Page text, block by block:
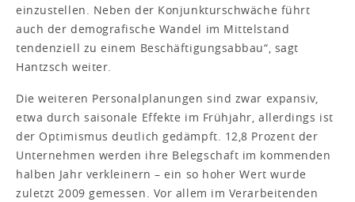
einzustellen. Neben der Konjunkturschwäche führt
auch der demografische Wandel im Mittelstand
tendenziell zu einem Beschäftigungsabbau“, sagt
Hantzsch weiter.
Die weiteren Personalplanungen sind zwar expansiv,
etwa durch saisonale Effekte im Frühjahr, allerdings ist
der Optimismus deutlich gedämpft. 12,8 Prozent der
Unternehmen werden ihre Belegschaft im kommenden
halben Jahr verkleinern – ein so hoher Wert wurde
zuletzt 2009 gemessen. Vor allem im Verarbeitenden